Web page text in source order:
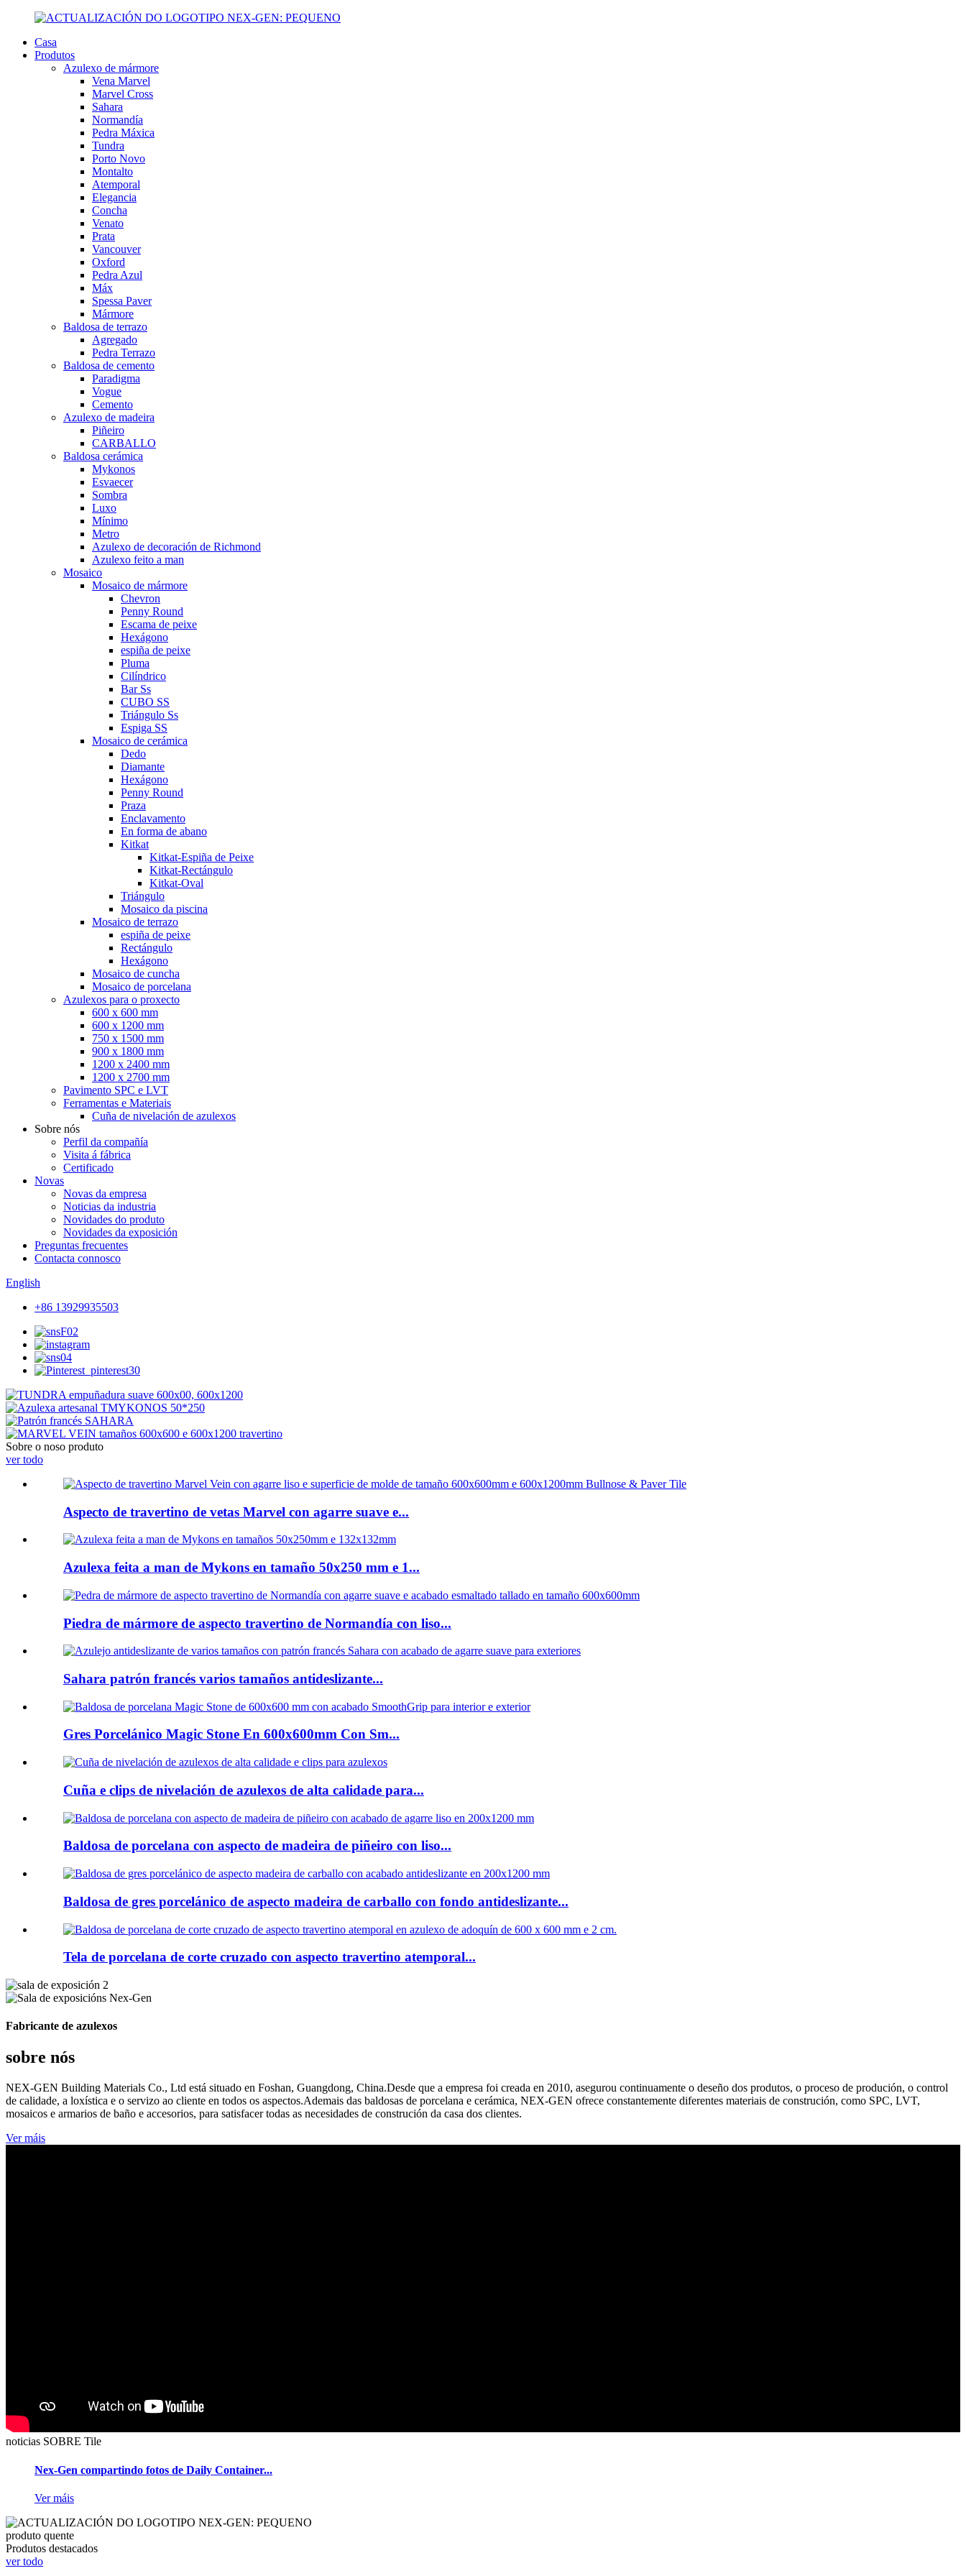
Casa
Produtos
Azulexo de mármore
Vena Marvel
Marvel Cross
Sahara
Normandía
Pedra Máxica
Tundra
Porto Novo
Montalto
Atemporal
Elegancia
Concha
Venato
Prata
Vancouver
Oxford
Pedra Azul
Máx
Spessa Paver
Mármore
Baldosa de terrazo
Agregado
Pedra Terrazo
Baldosa de cemento
Paradigma
Vogue
Cemento
Azulexo de madeira
Piñeiro
CARBALLO
Baldosa cerámica
Mykonos
Esvaecer
Sombra
Luxo
Mínimo
Metro
Azulexo de decoración de Richmond
Azulexo feito a man
Mosaico
Mosaico de mármore
Chevron
Penny Round
Escama de peixe
Hexágono
espiña de peixe
Pluma
Cilíndrico
Bar Ss
CUBO SS
Triángulo Ss
Espiga SS
Mosaico de cerámica
Dedo
Diamante
Hexágono
Penny Round
Praza
Enclavamento
En forma de abano
Kitkat
Kitkat-Espiña de Peixe
Kitkat-Rectángulo
Kitkat-Oval
Triángulo
Mosaico da piscina
Mosaico de terrazo
espiña de peixe
Rectángulo
Hexágono
Mosaico de cuncha
Mosaico de porcelana
Azulexos para o proxecto
600 x 600 mm
600 x 1200 mm
750 x 1500 mm
900 x 1800 mm
1200 x 2400 mm
1200 x 2700 mm
Pavimento SPC e LVT
Ferramentas e Materiais
Cuña de nivelación de azulexos
Sobre nós
Perfil da compañía
Visita á fábrica
Certificado
Novas
Novas da empresa
Noticias da industria
Novidades do produto
Novidades da exposición
Preguntas frecuentes
Contacta connosco
English
+86 13929935503
Sobre o noso produto
ver todo
Aspecto de travertino de vetas Marvel con agarre suave e...
Azulexa feita a man de Mykons en tamaño 50x250 mm e 1...
Piedra de mármore de aspecto travertino de Normandía con liso...
Sahara patrón francés varios tamaños antideslizante...
Gres Porcelánico Magic Stone En 600x600mm Con Sm...
Cuña e clips de nivelación de azulexos de alta calidade para...
Baldosa de porcelana con aspecto de madeira de piñeiro con liso...
Baldosa de gres porcelánico de aspecto madeira de carballo con fondo antideslizante...
Tela de porcelana de corte cruzado con aspecto travertino atemporal...
Fabricante de azulexos
sobre nós
NEX-GEN Building Materials Co., Ltd está situado en Foshan, Guangdong, China.Desde que a empresa foi creada en 2010, asegurou continuamente o deseño dos produtos, o proceso de produción, o control
de calidade, a loxística e o servizo ao cliente en todos os aspectos.Ademais das baldosas de porcelana e cerámica, NEX-GEN ofrece constantemente diferentes materiais de construción, como SPC, LVT,
mosaicos e armarios de baño e accesorios, para satisfacer todas as necesidades de construción da casa dos clientes.
Ver máis
noticias SOBRE Tile
Nex-Gen compartindo fotos de Daily Container...
Ver máis
produto quente
Produtos destacados
ver todo